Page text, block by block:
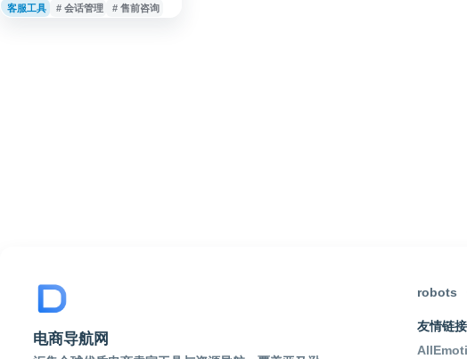
客服与用户沟通的服务平
台，支持商家处理售前咨
客服工具 # 会话管理 # 售前咨询
电商导航网
robots
友情链接